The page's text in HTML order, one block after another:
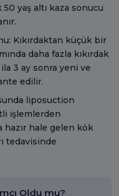
yaş altı kaza sonucu
Kıkırdaktan küçük bir
daha fazla kıkırdak
3 ay sonra yeni ve
edilir.
liposuction
işlemlerden
hale gelen kök
tedavisinde
Oldu mu?